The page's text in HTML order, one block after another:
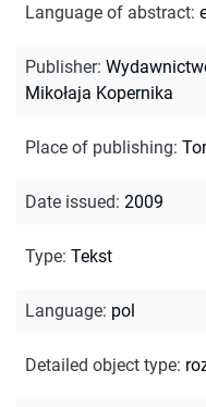
Language of abstract:
Publisher:
Mikołaja Kopernika
Place of publishing:
Date issued: 2009
Type: Tekst
Language: pol
Detailed object type: